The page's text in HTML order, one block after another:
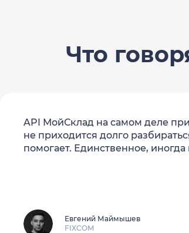
Что
API МойСклад на самом деле
не приходится долго
помогает. Единственное,
Евгений Маймышев
FIXCOM